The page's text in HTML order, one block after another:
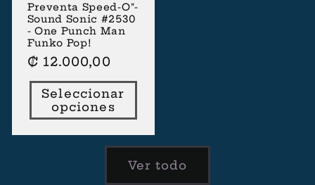
Preventa Speed-O"-
Sound Sonic #2530
- One Punch Man
Funko Pop!
Precio
habitual
₡ 12.000,00
Seleccionar
opciones
Ver todo